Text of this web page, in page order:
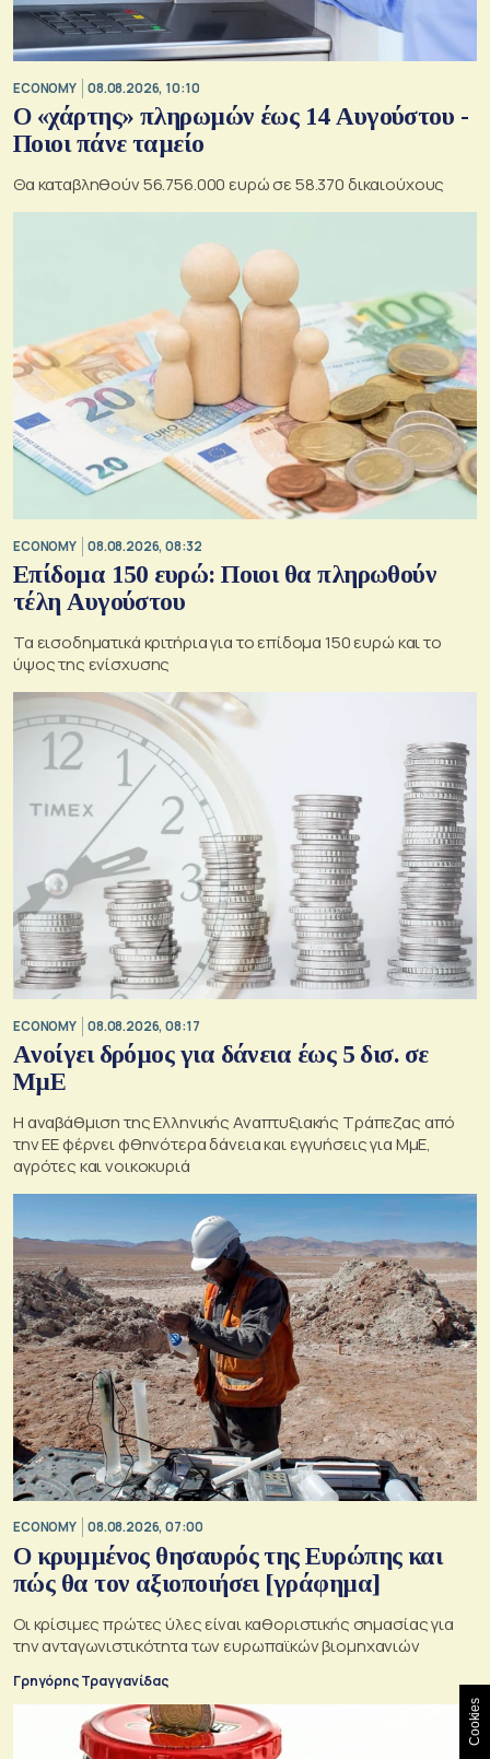
ECONOMY 08.08.2026, 10:10
Ο «χάρτης» πληρωμών έως 14 Αυγούστου -
Ποιοι πάνε ταμείο
Θα καταβληθούν 56.756.000 ευρώ σε 58.370 δικαιούχους
ECONOMY 08.08.2026, 08:32
Επίδομα 150 ευρώ: Ποιοι θα πληρωθούν
τέλη Αυγούστου
Τα εισοδηματικά κριτήρια για το επίδομα 150 ευρώ και το
ύψος της ενίσχυσης
ECONOMY 08.08.2026, 08:17
Aνοίγει δρόμος για δάνεια έως 5 δισ. σε
ΜμΕ
Η αναβάθμιση της Ελληνικής Αναπτυξιακής Τράπεζας από
την ΕΕ φέρνει φθηνότερα δάνεια και εγγυήσεις για ΜμΕ,
αγρότες και νοικοκυριά
ECONOMY 08.08.2026, 07:00
Ο κρυμμένος θησαυρός της Ευρώπης και
πώς θα τον αξιοποιήσει [γράφημα]
Οι κρίσιμες πρώτες ύλες είναι καθοριστικής σημασίας για
την ανταγωνιστικότητα των ευρωπαϊκών βιομηχανιών
Γρηγόρης Τραγγανίδας
Cookies